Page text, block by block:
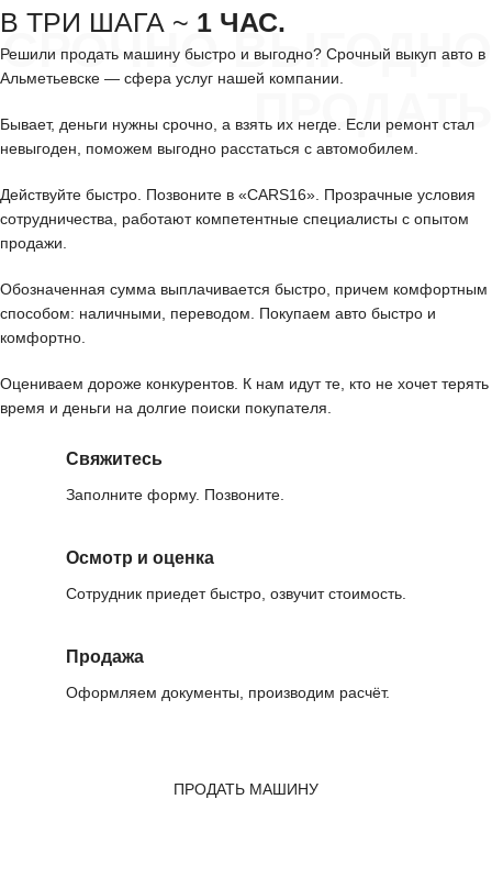
СРОЧНО ВЫГОДНО
ПРОДАТЬ
В ТРИ ШАГА ~ 1 ЧАС.
Решили продать машину быстро и выгодно? Срочный выкуп авто в
Альметьевске — сфера услуг нашей компании.
Бывает, деньги нужны срочно, а взять их негде. Если ремонт стал
невыгоден, поможем выгодно расстаться с автомобилем.
Действуйте быстро. Позвоните в «CARS16». Прозрачные условия
сотрудничества, работают компетентные специалисты с опытом
продажи.
Обозначенная сумма выплачивается быстро, причем комфортным
способом: наличными, переводом. Покупаем авто быстро и
комфортно.
Оцениваем дороже конкурентов. К нам идут те, кто не хочет терять
время и деньги на долгие поиски покупателя.
Свяжитесь
Заполните форму. Позвоните.
Осмотр и оценка
Сотрудник приедет быстро, озвучит стоимость.
Продажа
Оформляем документы, производим расчёт.
ПРОДАТЬ МАШИНУ